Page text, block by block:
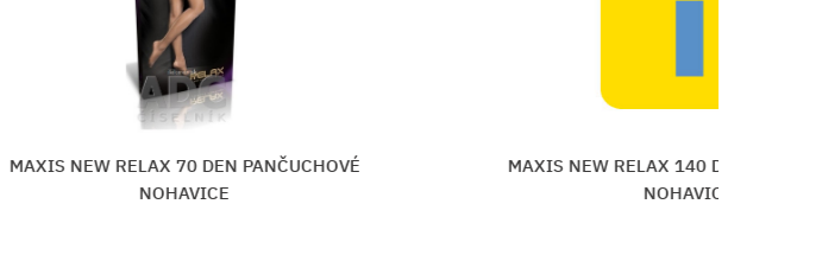
MAXIS NEW RELAX 70 DEN PANČUCHOVÉ
NOHAVICE
MAXIS NEW RELAX 140 DEN
NOHAVICE